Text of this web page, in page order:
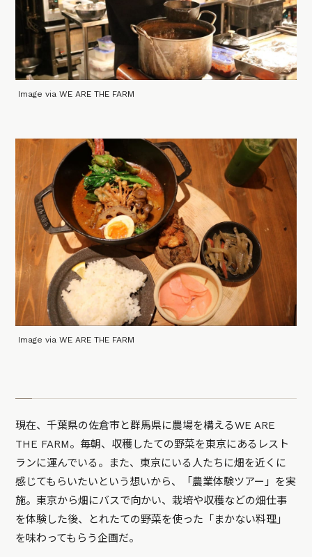
Image via WE ARE THE FARM
Image via WE ARE THE FARM
現在、千葉県の佐倉市と群馬県に農場を構えるWE ARE
THE FARM。毎朝、収穫したての野菜を東京にあるレスト
ランに運んでいる。また、東京にいる人たちに畑を近くに
感じてもらいたいという想いから、「農業体験ツアー」を実
施。東京から畑にバスで向かい、栽培や収穫などの畑仕事
を体験した後、とれたての野菜を使った「まかない料理」
を味わってもらう企画だ。